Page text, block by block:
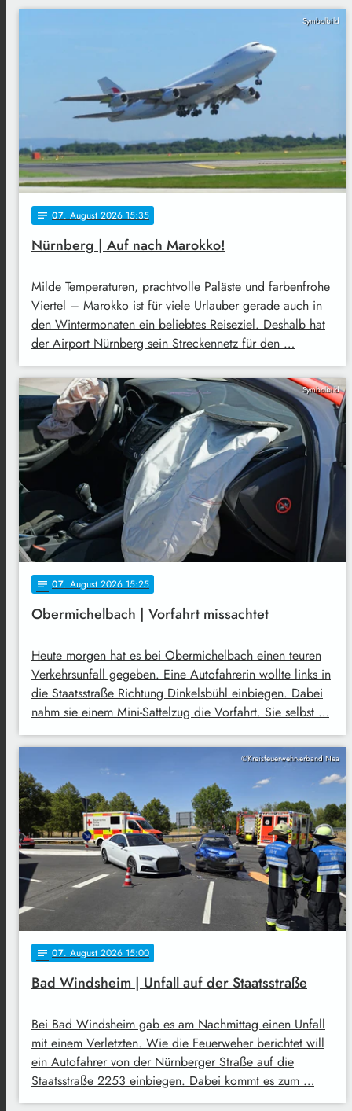
Symbolbild
notes 07. August 2026 15:35
Nürnberg | Auf nach Marokko!
Milde Temperaturen, prachtvolle Paläste und farbenfrohe
Viertel – Marokko ist für viele Urlauber gerade auch in
den Wintermonaten ein beliebtes Reiseziel. Deshalb hat
der Airport Nürnberg sein Streckennetz für den …
Symbolbild
notes 07. August 2026 15:25
Obermichelbach | Vorfahrt missachtet
Heute morgen hat es bei Obermichelbach einen teuren
Verkehrsunfall gegeben. Eine Autofahrerin wollte links in
die Staatsstraße Richtung Dinkelsbühl einbiegen. Dabei
nahm sie einem Mini-Sattelzug die Vorfahrt. Sie selbst …
©Kreisfeuerwehrverband Nea
notes 07. August 2026 15:00
Bad Windsheim | Unfall auf der Staatsstraße
Bei Bad Windsheim gab es am Nachmittag einen Unfall
mit einem Verletzten. Wie die Feuerweher berichtet will
ein Autofahrer von der Nürnberger Straße auf die
Staatsstraße 2253 einbiegen. Dabei kommt es zum …